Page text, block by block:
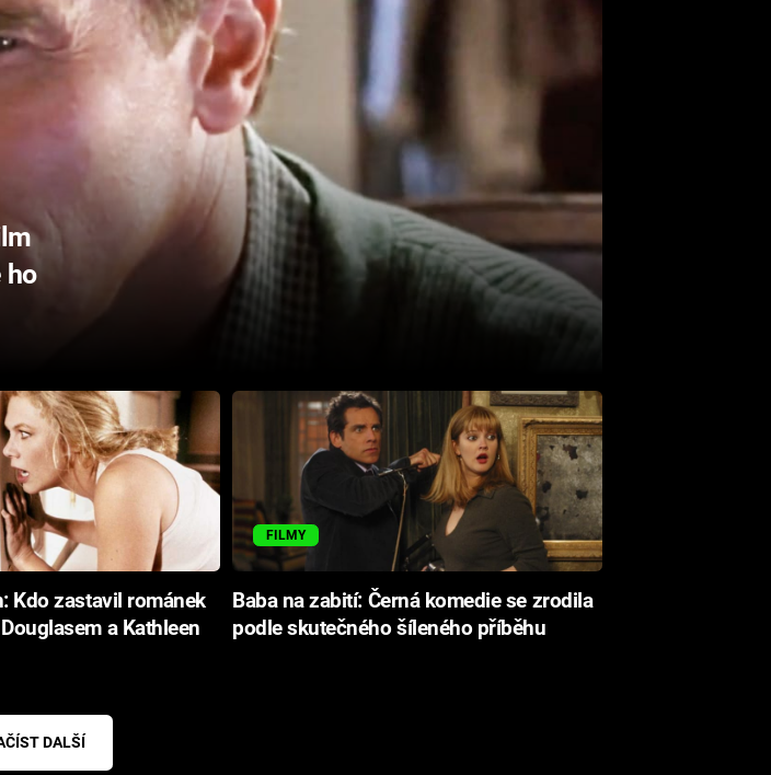
ho
Kdo zastavil románek
a Kathleen
FILMY
Baba na zabití: Černá komedie se zrodila
podle skutečného šíleného příběhu
DALŠÍ